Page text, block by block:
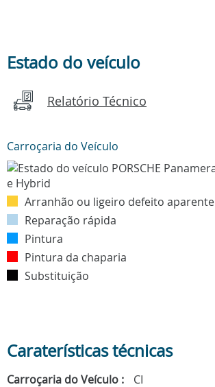
Estado do veículo
Relatório Técnico
Carroçaria do Veículo
Arranhão ou ligeiro defeito aparente
Reparação rápida
Pintura
Pintura da chaparia
Substituição
Caraterísticas técnicas
Carroçaria do Veículo : CI